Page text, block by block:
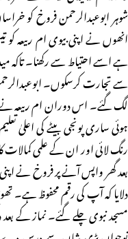
شوہر ابوعبدالرحمن فروخ کو
انھوں نے اپنی بیوی ام ربیعہ کو
ہے اسے احتیاط سے رکھنا۔
سے تجارت کرسکوں۔
لگ گئے۔ اس دوران ام ربیعہ نے
ہوئی ساری پونجی بیٹے کی اعلیٰ
رنگ لائی اور ان کے علمی
بعد گھر واپس آنے پر فروخ نے
دلایا کہ آپ کی رقم محفوظ ہے۔
مسجد نبوی چلے گئے۔ نماز کے